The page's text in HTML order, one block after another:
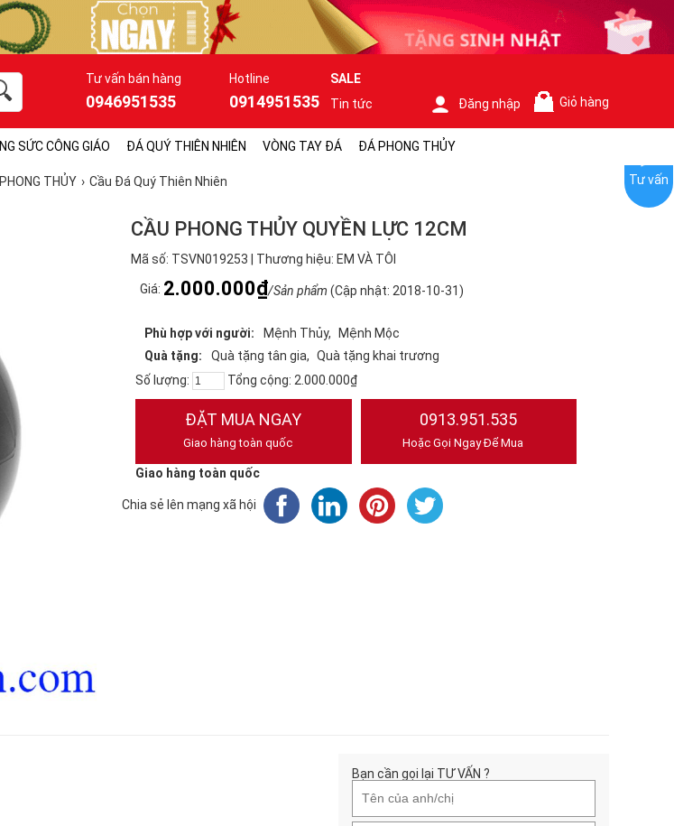
Tư vấn bán hàng
0946951535
Hotline
0914951535
SALE
Tin tức
Đăng nhập Giỏ hàng
SỨC CÔNG GIÁO ĐÁ QUÝ THIÊN NHIÊN VÒNG TAY ĐÁ ĐÁ PHONG THỦY
THỦY Cầu Đá Quý Thiên Nhiên
CẦU PHONG THỦY QUYỀN LỰC 12CM
Mã số: TSVN019253 | Thương hiệu: EM VÀ TÔI
Giá: 2.000.000₫/Sản phẩm (Cập nhật: 2018-10-31)
Phù hợp với người: Mệnh Thủy
Mệnh Mộc
Quà tặng:
Quà tặng tân gia
Quà tặng khai trương
Số lượng:
Tổng cộng: 2.000.000₫
ĐẶT MUA NGAY
Giao hàng toàn quốc
0913.951.535
Hoặc Gọi Ngay Để Mua
Giao hàng toàn quốc
Chia sẻ lên mạng xã hội
Bạn cần gọi lại TƯ VẤN ?
Tư vấn